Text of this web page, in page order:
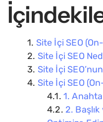
Site İçi SEO
Site İçi SEO
Site İçi
Site İçi SEO
1.
2.